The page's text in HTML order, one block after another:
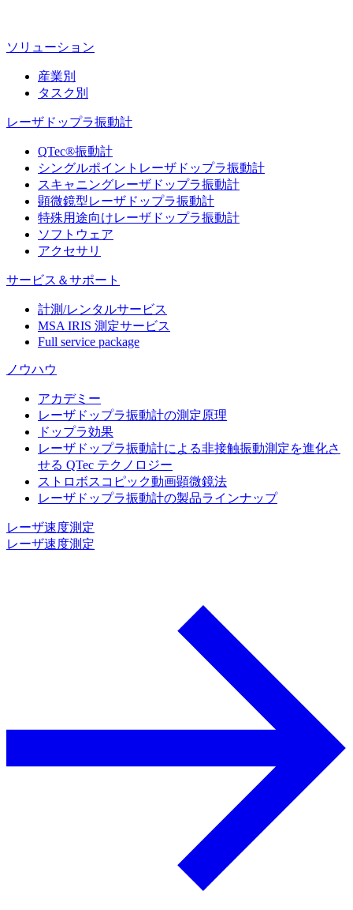
ソリューション
産業別
タスク別
レーザドップラ振動計
QTec®振動計
シングルポイントレーザドップラ振動計
スキャニングレーザドップラ振動計
顕微鏡型レーザドップラ振動計
特殊用途向けレーザドップラ振動計
ソフトウェア
アクセサリ
サービス＆サポート
計測/レンタルサービス
MSA IRIS 測定サービス
Full service package
ノウハウ
アカデミー
レーザドップラ振動計の測定原理
ドップラ効果
レーザドップラ振動計による非接触振動測定を進化さ
せる QTec テクノロジー
ストロボスコピック動画顕微鏡法
レーザドップラ振動計の製品ラインナップ
レーザ速度測定
レーザ速度測定